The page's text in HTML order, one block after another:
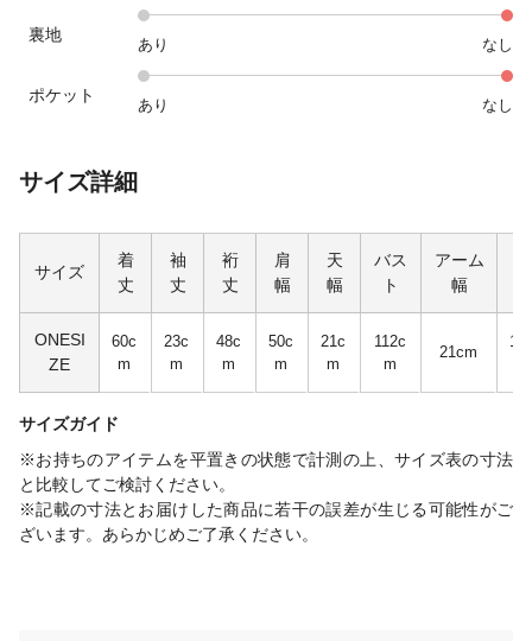
裏地
あり なし
ポケット
あり なし
サイズ詳細
サイズ
着
丈
袖
丈
裄
丈
肩
幅
天
幅
バス
ト
アーム
幅
ONESI
ZE
60c
m
23c
m
48c
m
50c
m
21c
m
112c
m
21cm
サイズガイド
※お持ちのアイテムを平置きの状態で計測の上、サイズ表の寸法
と比較してご検討ください。
※記載の寸法とお届けした商品に若干の誤差が生じる可能性がご
ざいます。あらかじめご了承ください。